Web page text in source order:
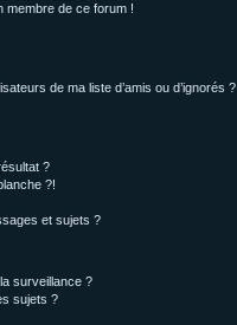
membre de ce forum !
de ma liste d’amis ou d’ignorés ?
?
?!
et sujets ?
surveillance ?
sujets ?